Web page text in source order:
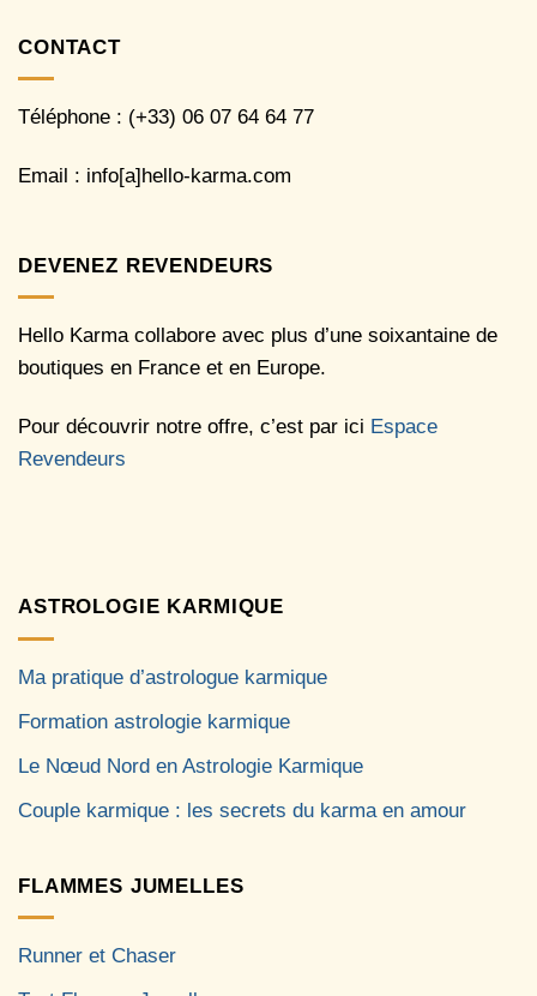
CONTACT
Téléphone : (+33) 06 07 64 64 77
Email : info[a]hello-karma.com
DEVENEZ REVENDEURS
Hello Karma collabore avec plus d’une soixantaine de
boutiques en France et en Europe.
Pour découvrir notre offre, c’est par ici Espace
Revendeurs
ASTROLOGIE KARMIQUE
Ma pratique d’astrologue karmique
Formation astrologie karmique
Le Nœud Nord en Astrologie Karmique
Couple karmique : les secrets du karma en amour
FLAMMES JUMELLES
Runner et Chaser